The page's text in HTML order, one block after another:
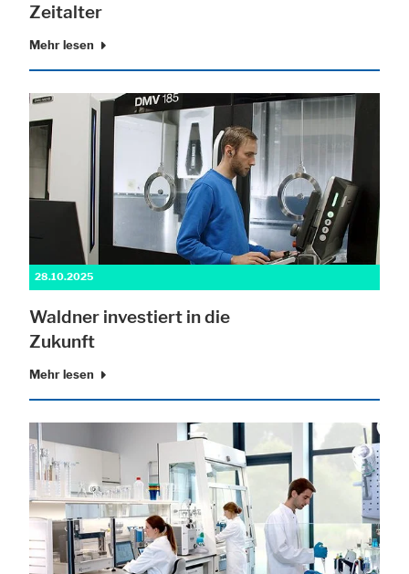
Zeitalter
Mehr lesen
28.10.2025
Waldner investiert in die
Zukunft
Mehr lesen